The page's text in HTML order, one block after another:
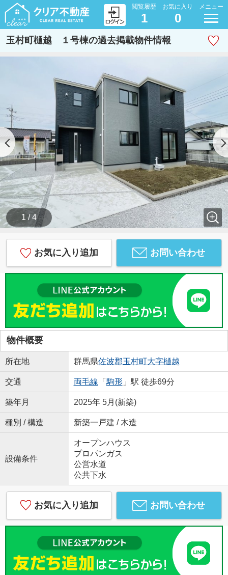
閲覧履歴
1
お気に入り
0
メニュー
玉村町樋越 １号棟の過去掲載物件情報
1 / 4
お気に入り追加 お問い合わせ
物件概要
所在地 群馬県佐波郡玉村町大字樋越
交通 両毛線 「 駒形」駅 徒歩69分
築年月 2025年 5月(新築)
種別 / 構造 新築一戸建 / 木造
設備条件
オープンハウス
プロパンガス
公営水道
公共下水
お気に入り追加 お問い合わせ